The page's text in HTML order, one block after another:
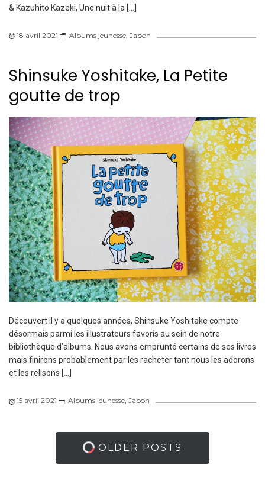
& Kazuhito Kazeki, Une nuit à la […]
18 avril 2021 Albums jeunesse Japon
Shinsuke Yoshitake, La Petite
goutte de trop
Découvert il y a quelques années, Shinsuke Yoshitake compte
désormais parmi les illustrateurs favoris au sein de notre
bibliothèque d’albums. Nous avons emprunté certains de ses livres
mais finirons probablement par les racheter tant nous les adorons
et les relisons […]
15 avril 2021 Albums jeunesse, Japon
OLDER POSTS